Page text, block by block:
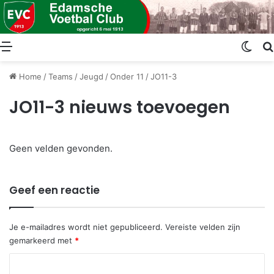
Menu
Home /Teams /Jeugd /Onder 11 /JO11-3
JO11-3 nieuws toevoegen
Geen velden gevonden.
Geef een reactie
Je e-mailadres wordt niet gepubliceerd. Vereiste velden zijn
gemarkeerd met *